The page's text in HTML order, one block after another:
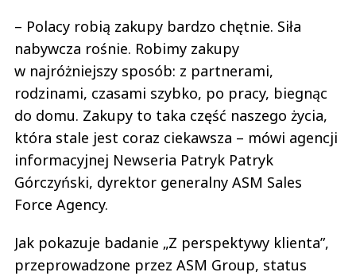
– Polacy robią zakupy bardzo chętnie. Siła
nabywcza rośnie. Robimy zakupy
w najróżniejszy sposób: z partnerami,
rodzinami, czasami szybko, po pracy, biegnąc
do domu. Zakupy to taka część naszego życia,
która stale jest coraz ciekawsza – mówi agencji
informacyjnej Newseria Patryk Patryk
Górczyński, dyrektor generalny ASM Sales
Force Agency.
Jak pokazuje badanie „Z perspektywy klienta”,
przeprowadzone przez ASM Group, status